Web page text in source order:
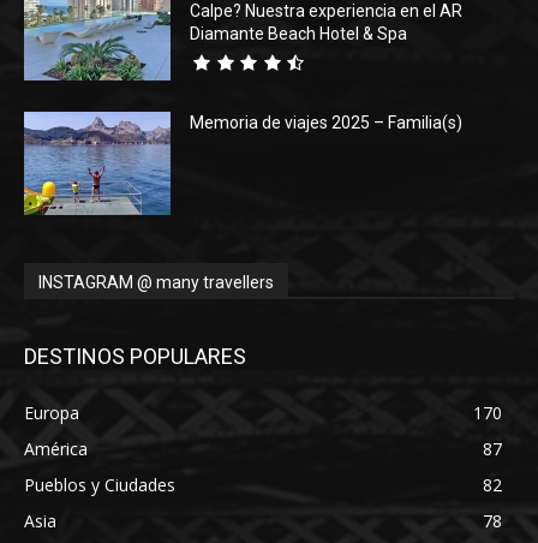
Calpe? Nuestra experiencia en el AR
Diamante Beach Hotel & Spa
Memoria de viajes 2025 – Familia(s)
INSTAGRAM @ many travellers
DESTINOS POPULARES
Europa
170
América
87
Pueblos y Ciudades
82
Asia
78